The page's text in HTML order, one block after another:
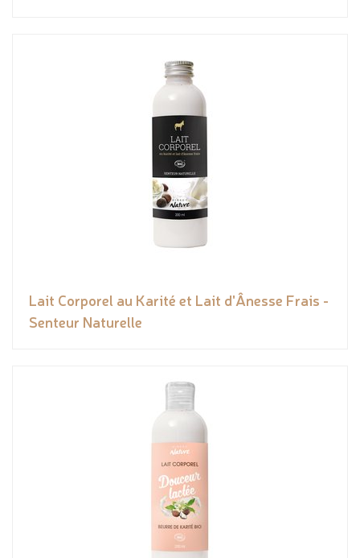
Lait Corporel au Karité et Lait d'Ânesse Frais -
Senteur Naturelle